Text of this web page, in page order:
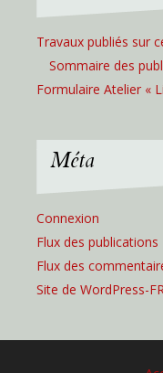
Travaux publiés sur
Sommaire des
Formulaire Atelier «
Méta
Connexion
Flux des publications
Flux des
Site de WordPress-